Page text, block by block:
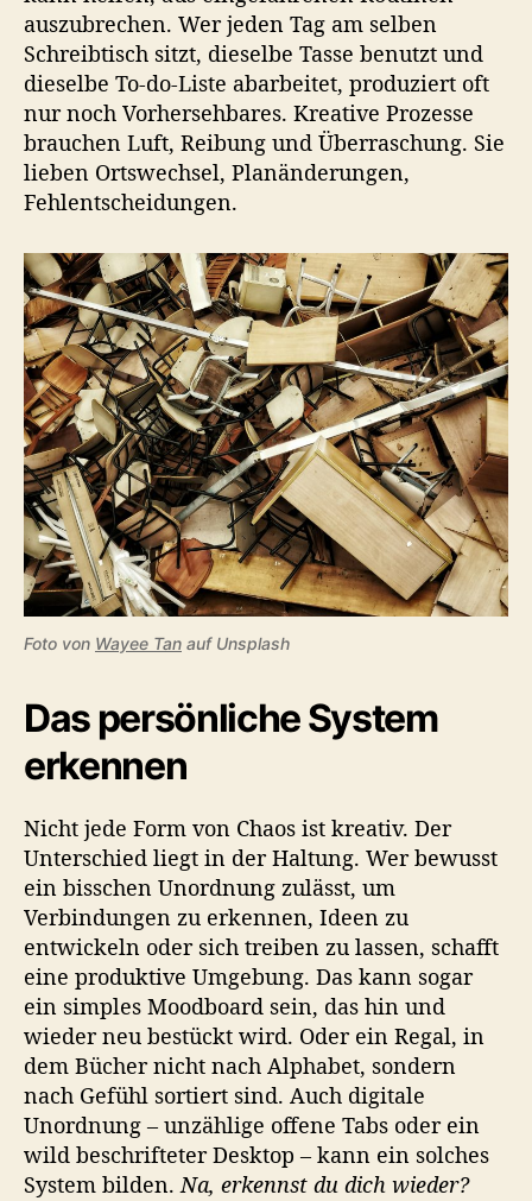
auszubrechen. Wer jeden Tag am selben
Schreibtisch sitzt, dieselbe Tasse benutzt und
dieselbe To-do-Liste abarbeitet, produziert oft
nur noch Vorhersehbares. Kreative Prozesse
brauchen Luft, Reibung und Überraschung. Sie
lieben Ortswechsel, Planänderungen,
Fehlentscheidungen.
Foto von Wayee Tan auf Unsplash
Das persönliche System
erkennen
Nicht jede Form von Chaos ist kreativ. Der
Unterschied liegt in der Haltung. Wer bewusst
ein bisschen Unordnung zulässt, um
Verbindungen zu erkennen, Ideen zu
entwickeln oder sich treiben zu lassen, schafft
eine produktive Umgebung. Das kann sogar
ein simples Moodboard sein, das hin und
wieder neu bestückt wird. Oder ein Regal, in
dem Bücher nicht nach Alphabet, sondern
nach Gefühl sortiert sind. Auch digitale
Unordnung – unzählige offene Tabs oder ein
wild beschrifteter Desktop – kann ein solches
System bilden.Na, erkennst du dich wieder?